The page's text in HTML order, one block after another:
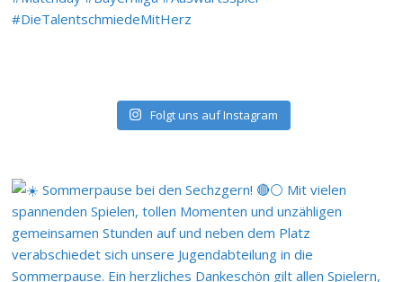
Folgt uns auf Instagram